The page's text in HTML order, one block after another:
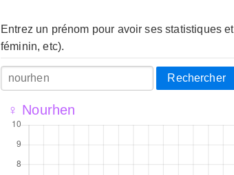
Entrez un prénom pour avoir ses statistiques
féminin, etc).
Rechercher
♀ Nourhen